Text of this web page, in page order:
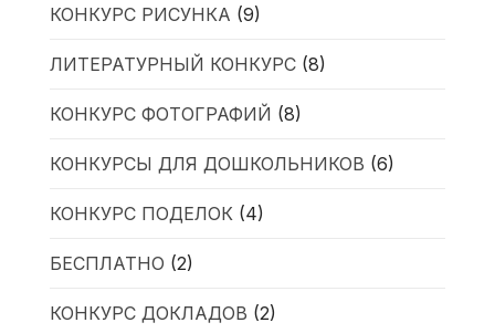
КОНКУРС РИСУНКА (9)
ЛИТЕРАТУРНЫЙ КОНКУРС(8)
КОНКУРС ФОТОГРАФИЙ (8)
КОНКУРСЫ ДЛЯ ДОШКОЛЬНИКОВ (6)
КОНКУРС ПОДЕЛОК(4)
БЕСПЛАТНО (2)
КОНКУРС ДОКЛАДОВ (2)